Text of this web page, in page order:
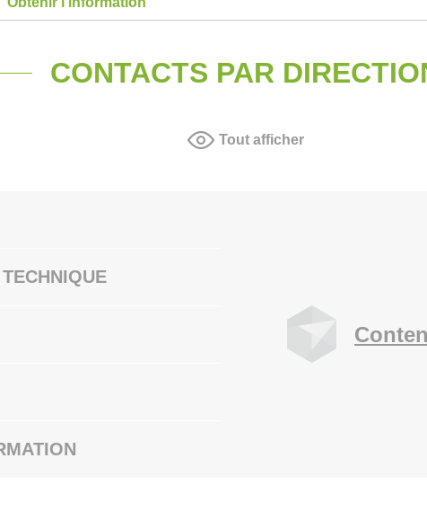
CONTACTS PAR
Tout afficher